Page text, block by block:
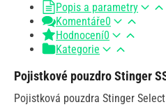
Popis a parametry
Komentáře0
Hodnocení0
Kategorie
Pojistkové pouzdro Stinger
Pojistková pouzdra Stinger